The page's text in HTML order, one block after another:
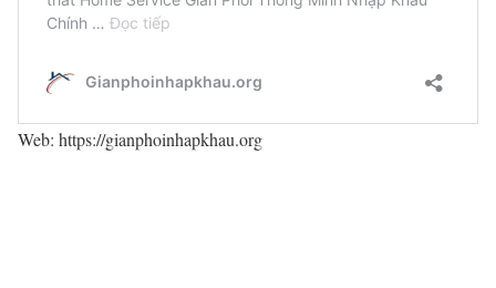
Web: https://gianphoinhapkhau.org